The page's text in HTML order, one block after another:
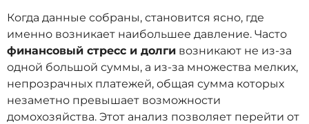
Когда данные собраны, становится ясно, где
именно возникает наибольшее давление. Часто
финансовый стресс и долги возникают не из-за
одной большой суммы, а из-за множества мелких,
непрозрачных платежей, общая сумма которых
незаметно превышает возможности
домохозяйства. Этот анализ позволяет перейти от